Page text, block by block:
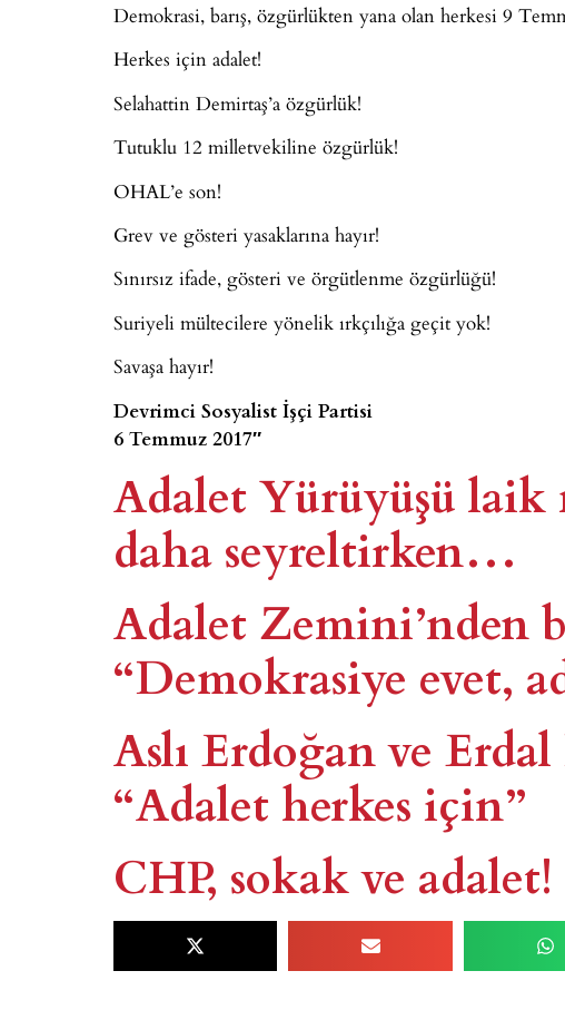
Demokrasi, barış, özgürlükten yana olan herkesi 9
Herkes için adalet!
Selahattin Demirtaş’a özgürlük!
Tutuklu 12 milletvekiline özgürlük!
OHAL’e son!
Grev ve gösteri yasaklarına hayır!
Sınırsız ifade, gösteri ve örgütlenme özgürlüğü!
Suriyeli mültecilere yönelik ırkçılığa geçit yok!
Savaşa hayır!
Devrimci Sosyalist İşçi Partisi
6 Temmuz 2017″
Adalet Yürüyüşü
daha seyreltirken…
Adalet Zemini’nden
“Demokrasiye evet,
Aslı Erdoğan ve
“Adalet herkes için”
CHP, sokak ve adalet!